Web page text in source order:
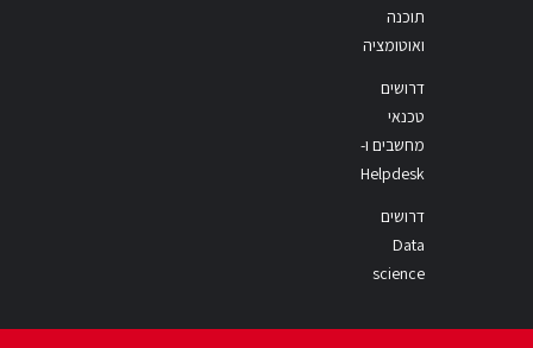
תוכנה
ואוטומציה
דרושים
טכנאי
מחשבים ו-
Helpdesk
דרושים
Data
science